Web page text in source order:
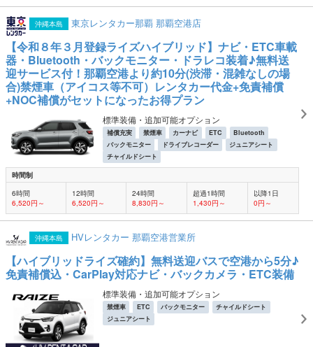
沖縄本島 東京レンタカー那覇 那覇空港店
【令和８年３月登録ライズハイブリッド】ナビ・ETC車載
器・Bluetooth・バックモニター・ドラレコ装着♪無料送
迎サービス付！那覇空港より約10分(渋滞・混雑なしの場
合)禁煙車（アイコス等不可）レンタカー代金+免責補償
+NOC補償がセットになったお得プラン
標準装備・追加可能オプション
補償充実 禁煙車 カーナビ ETC
Bluetooth
バックモニター
ドライブレコーダー
ジュニアシート
チャイルドシート
時間制
6時間
6,520円～
12時間
6,520円～
24時間
8,830円～
超過1時間
1,430円～
以降1日
0円～
沖縄本島 HVレンタカー 那覇空港営業所
【ハイブリッドライズ確約】無料送迎バスで空港から5分♪
免責補償込・CarPlay対応ナビ・バックカメラ・ETC装備
標準装備・追加可能オプション
禁煙車 ETC バックモニター
チャイルドシート
ジュニアシート